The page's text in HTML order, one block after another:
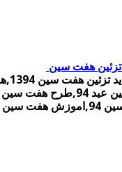
هفت سین